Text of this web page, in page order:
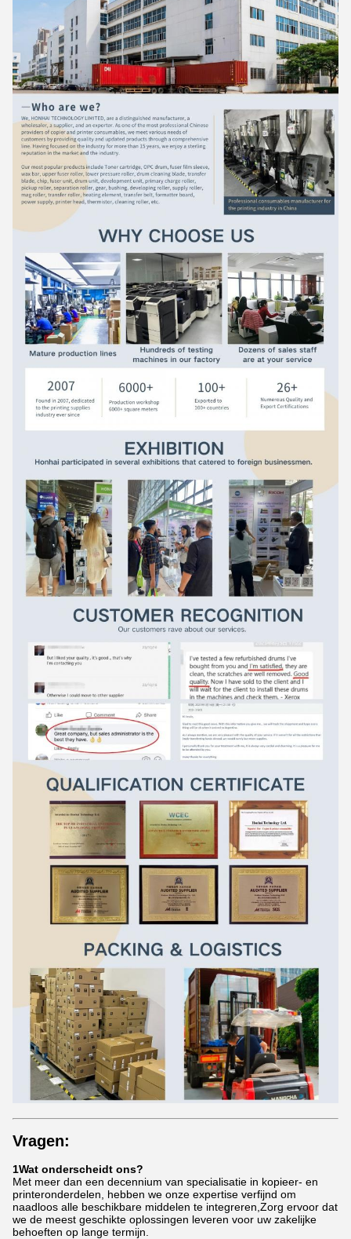
Vragen:
1Wat onderscheidt ons?
Met meer dan een decennium van specialisatie in kopieer- en
printeronderdelen, hebben we onze expertise verfijnd om
naadloos alle beschikbare middelen te integreren,Zorg ervoor dat
we de meest geschikte oplossingen leveren voor uw zakelijke
behoeften op lange termijn.